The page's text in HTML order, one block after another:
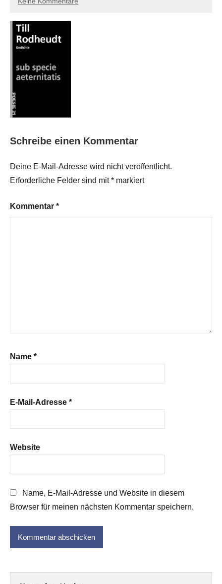
Schreibe einen Kommentar
Deine E-Mail-Adresse wird nicht veröffentlicht.
Erforderliche Felder sind mit* markiert
Kommentar *
Name *
E-Mail-Adresse *
Website
Name, E-Mail-Adresse und Website in diesem
Browser für meinen nächsten Kommentar speichern.